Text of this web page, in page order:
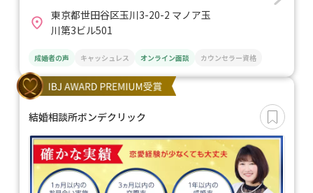
東京都世田谷区玉川3-20-2 マノア玉
川第3ビル501
成婚者の声 キャッシュレス オンライン面談 カウンセラー資格
結婚相談所ボンデクリック